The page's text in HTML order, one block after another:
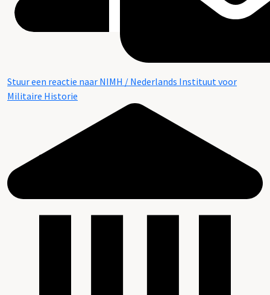
Stuur een reactie naar NIMH / Nederlands Instituut voor
Militaire Historie